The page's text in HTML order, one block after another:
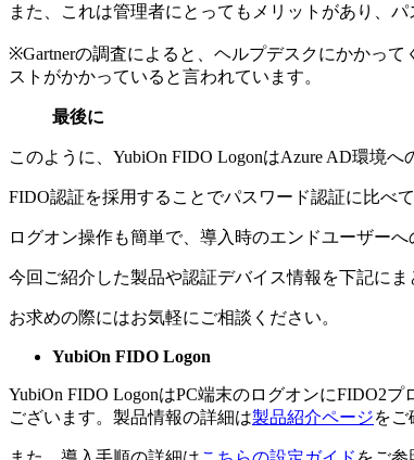
また、これは管理者にとってもメリットがあり、
※Gartnerの調査によると、ヘルプデスクにかかっ
ストがかかっていると言われています。
最後に
このように、YubiOn FIDO LogonはAzure AD環境へ
FIDO認証を採用することでパスワード認証に比べ
ログオン操作も簡単で、導入時のエンドユーザー
今回ご紹介した製品や認証デバイス情報を下記にま
お求めの際にはお気軽にご相談ください。
YubiOn FIDO Logon
YubiOn FIDO LogonはPC端末のログオンにFIDO2
ございます。製品情報の詳細は製品紹介ページをご